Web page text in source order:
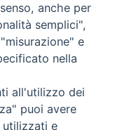
riservati - Vita
anche per
semplici",
e
nella
all'utilizzo dei
puoi avere
utilizzati e